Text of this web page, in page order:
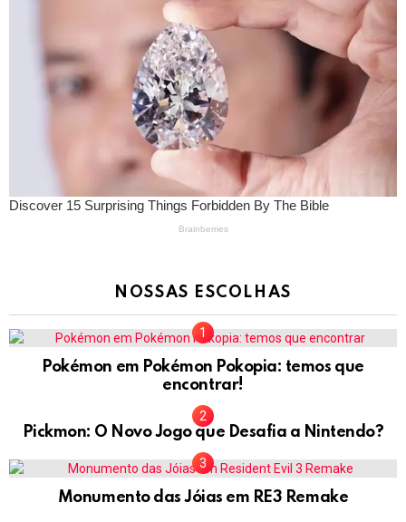
NOSSAS ESCOLHAS
Pokémon em Pokémon Pokopia: temos que
encontrar!
Pickmon: O Novo Jogo que Desafia a Nintendo?
Monumento das Jóias em RE3 Remake